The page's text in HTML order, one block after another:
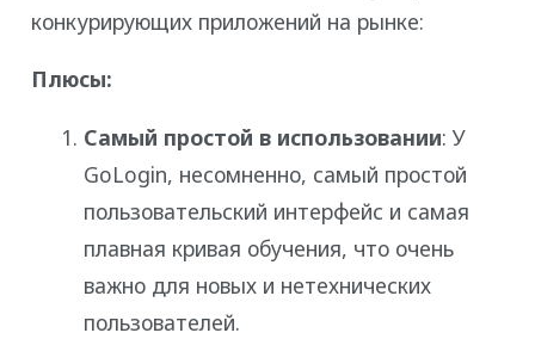
конкурирующих приложений на рынке:
Плюсы:
Самый простой в использовании: У
GoLogin, несомненно, самый простой
пользовательский интерфейс и самая
плавная кривая обучения, что очень
важно для новых и нетехнических
пользователей.